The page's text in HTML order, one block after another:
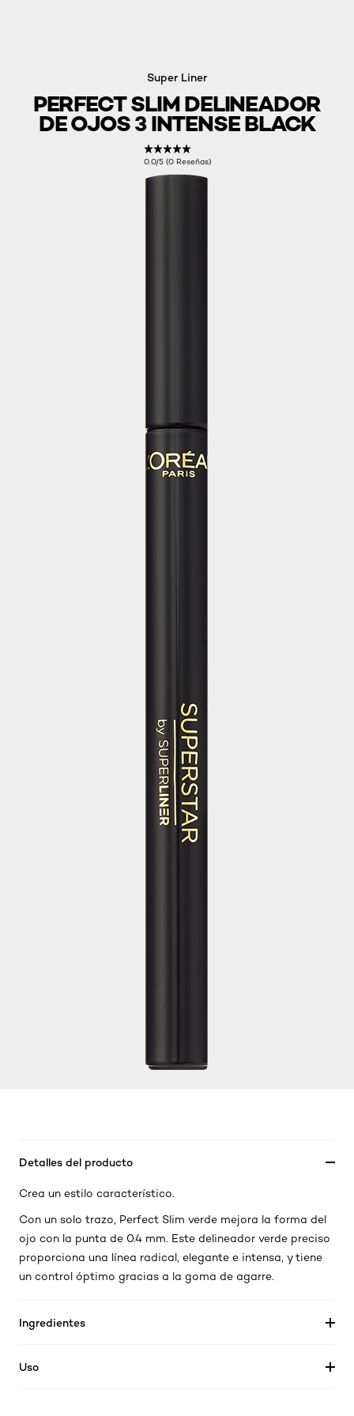
Super Liner
PERFECT SLIM DELINEADOR
DE OJOS 3 INTENSE BLACK
0.0/5 (0 Reseñas)
Detalles del producto
Crea un estilo característico.
Con un solo trazo, Perfect Slim verde mejora la forma del
ojo con la punta de 0.4 mm. Este delineador verde preciso
proporciona una línea radical, elegante e intensa, y tiene
un control óptimo gracias a la goma de agarre.
Ingredientes
Uso